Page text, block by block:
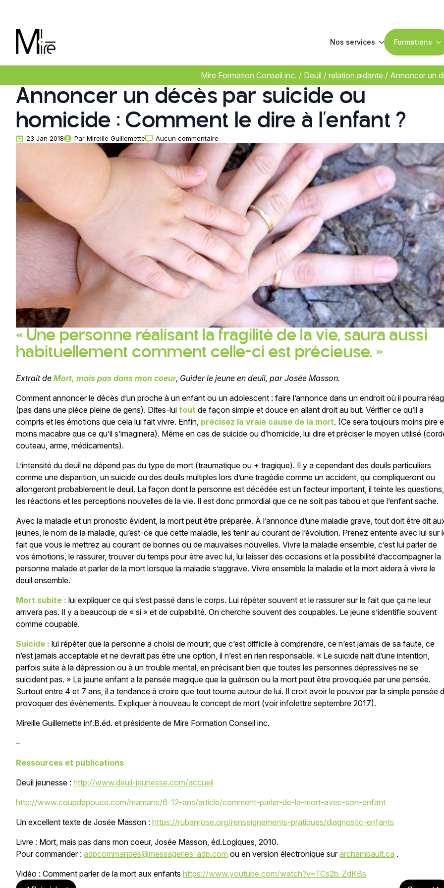
Nos services Formations
Mire Formation Conseil inc. / Deuil / relation aidante / Annoncer un
Annoncer un décès par suicide ou
homicide : Comment le dire à l’enfant ?
23 Jan 2018 Par Mireille Guillemette Aucun commentaire
« Une personne réalisant la fragilité de la vie, saura aussi
habituellement comment celle-ci est précieuse. »
Extrait de Mort, mais pas dans mon coeur, Guider le jeune en deuil, par Josée Masson.
Comment annoncer le décès d’un proche à un enfant ou un adolescent : faire l’annonce dans un endroit où il pourra
(pas dans une pièce pleine de gens). Dites-lui tout de façon simple et douce en allant droit au but. Vérifier ce qu’il a
compris et les émotions que cela lui fait vivre. Enfin, précisez la vraie cause de la mort. (Ce sera toujours moins pire
moins macabre que ce qu’il s’imaginera). Même en cas de suicide ou d’homicide, lui dire et préciser le moyen utilisé
couteau, arme, médicaments).
L’intensité du deuil ne dépend pas du type de mort (traumatique ou + tragique). Il y a cependant des deuils particuliers
comme une disparition, un suicide ou des deuils multiples lors d’une tragédie comme un accident, qui compliqueront ou
allongeront probablement le deuil. La façon dont la personne est décédée est un facteur important, il teinte les questions,
les réactions et les perceptions nouvelles de la vie. Il est donc primordial que ce ne soit pas tabou et que l’enfant sache.
Avec la maladie et un pronostic évident, la mort peut être préparée. À l’annonce d’une maladie grave, tout doit être dit
jeunes, le nom de la maladie, qu’est-ce que cette maladie, les tenir au courant de l’évolution. Prenez entente avec lui sur
fait que vous le mettrez au courant de bonnes ou de mauvaises nouvelles. Vivre la maladie ensemble, c’est lui parler de
vos émotions, le rassurer, trouver du temps pour être avec lui, lui laisser des occasions et la possibilité d’accompagner la
personne malade et parler de la mort lorsque la maladie s’aggrave. Vivre ensemble la maladie et la mort aidera à vivre le
deuil ensemble.
Mort subite : lui expliquer ce qui s’est passé dans le corps. Lui répéter souvent et le rassurer sur le fait que ça ne leur
arrivera pas. Il y a beaucoup de « si » et de culpabilité. On cherche souvent des coupables. Le jeune s’identifie souvent
comme coupable.
Suicide : lui répéter que la personne a choisi de mourir, que c’est difficile à comprendre, ce n’est jamais de sa faute, ce
n’est jamais acceptable et ne devrait pas être une option, il n’est en rien responsable. « Le suicide nait d’une intention,
parfois suite à la dépression ou à un trouble mental, en précisant bien que toutes les personnes dépressives ne se
suicident pas. » Le jeune enfant a la pensée magique que la guérison ou la mort peut être provoquée par une pensée.
Surtout entre 4 et 7 ans, il a tendance à croire que tout tourne autour de lui. Il croit avoir le pouvoir par la simple pensée
provoquer des évènements. Expliquer à nouveau le concept de mort (voir infolettre septembre 2017).
Mireille Guillemette inf.B.éd. et présidente de Mire Formation Conseil inc.
–
Ressources et publications
Deuil jeunesse : http://www.deuil-jeunesse.com/accueil
http://www.coupdepouce.com/mamans/6-12-ans/article/comment-parler-de-la-mort-avec-son-enfant
Un excellent texte de Josée Masson : https://rubanrose.org/renseignements-pratiques/diagnostic-enfants
Livre : Mort, mais pas dans mon coeur, Josée Masson, éd.Logiques, 2010.
Pour commander : adpcommandes@messageries-adp.com ou en version électronique surarchambault.ca .
Vidéo : Comment parler de la mort aux enfants https://www.youtube.com/watch?v=TCs2b_ZdKBs